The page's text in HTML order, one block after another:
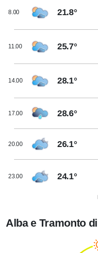
8.00 21.8°
11.00 25.7°
14.00 28.1°
17.00 28.6°
20.00 26.1°
23.00 24.1°
Alba e Tramonto di